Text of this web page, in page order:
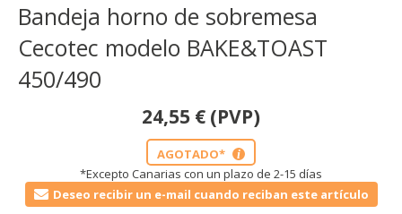
Bandeja horno de sobremesa
Cecotec modelo BAKE&TOAST
450/490
24,55 € (PVP)
AGOTADO* i
*Excepto Canarias con un plazo de 2-15 días
Deseo recibir un e-mail cuando reciban este artículo